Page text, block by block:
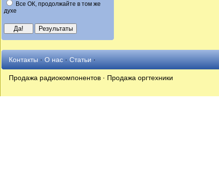
Все ОК, продолжайте в том же
духе
Контакты·О нас·Статьи·
Продажа радиокомпонентов · Продажа оргтехники